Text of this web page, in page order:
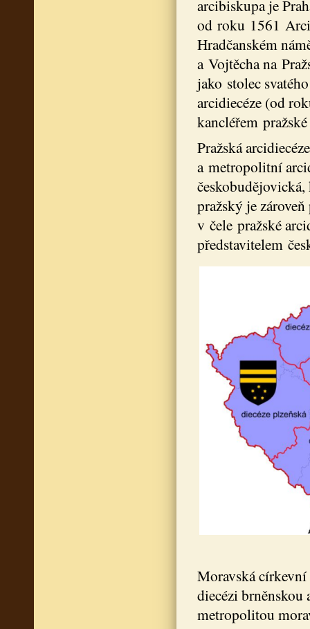
arcibiskupa je
od roku 1561
Hradčanském
a Vojtěcha na
jako stolec
arcidiecéze (od
kancléřem
Pražská
a metropolitní
pražský je
v čele pražské
představitelem
Moravská církevní
diecézi
metropolitou